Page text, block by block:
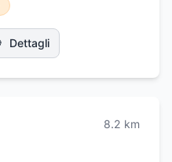
Dettagli
8.2 km